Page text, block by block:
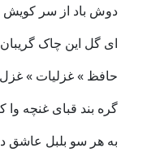
دوش باد از سر
ای گل این چاک
حافظ » غزلیات » غزل
گره بند قبای غنچه وا
به هر سو بلبل عاشق